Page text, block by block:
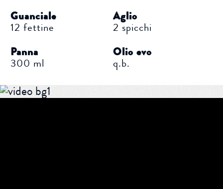
Guanciale
12 fettine
Aglio
2 spicchi
Panna
300 ml
Olio evo
q.b.